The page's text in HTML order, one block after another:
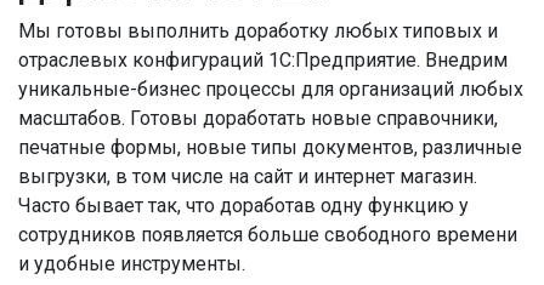
Мы готовы выполнить доработку любых типовых и
отраслевых конфигураций 1С:Предприятие. Внедрим
уникальные-бизнес процессы для организаций любых
масштабов. Готовы доработать новые справочники,
печатные формы, новые типы документов, различные
выгрузки, в том числе на сайт и интернет магазин.
Часто бывает так, что доработав одну функцию у
сотрудников появляется больше свободного времени
и удобные инструменты.